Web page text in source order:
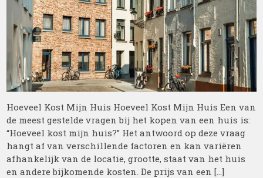
Hoeveel Kost Mijn Huis Hoeveel Kost Mijn Huis Een van
de meest gestelde vragen bij het kopen van een huis is:
“Hoeveel kost mijn huis?” Het antwoord op deze vraag
hangt af van verschillende factoren en kan variëren
afhankelijk van de locatie, grootte, staat van het huis
en andere bijkomende kosten. De prijs van een […]